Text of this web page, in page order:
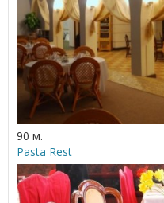
90 м.
Pasta Rest